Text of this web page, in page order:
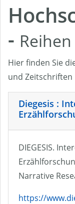
-
Hier finden Sie
und Zeitschriften
Diegesis :
DIEGESIS.
Narrative
https://